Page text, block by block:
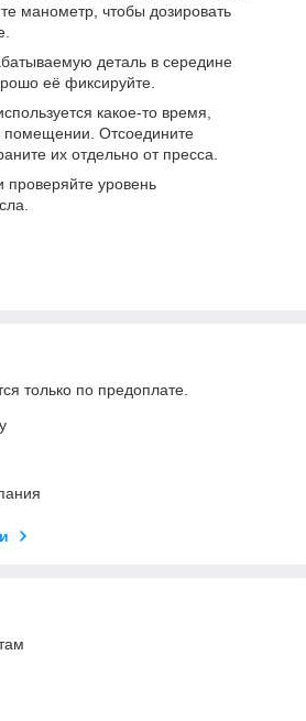
манометр, чтобы дозировать
деталь в середине
её фиксируйте.
какое‐то время,
помещении. Отсоедините
их отдельно от пресса.
уровень
только по предоплате.